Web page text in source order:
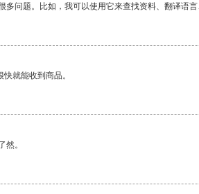
问题。比如，我可以使用它来查找资料、翻译语言
就能收到商品。
然。